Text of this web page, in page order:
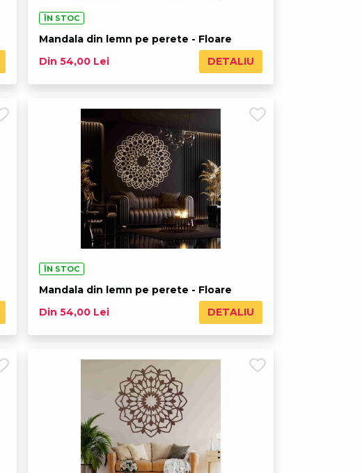
ÎN STOC
Mandala din lemn pe perete - Floare
Din 54,00 Lei
DETALIU
ÎN STOC
Mandala din lemn pe perete - Floare
Din 54,00 Lei
DETALIU